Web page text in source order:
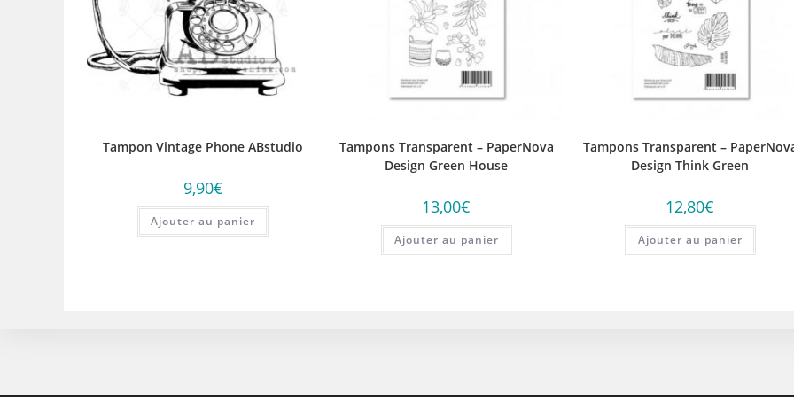
Tampon Vintage Phone ABstudio
9,90€
Ajouter au panier
Tampons Transparent – PaperNova
Design Green House
13,00€
Ajouter au panier
Tampons Transparent –
Design Think Green
12,80€
Ajouter au panier